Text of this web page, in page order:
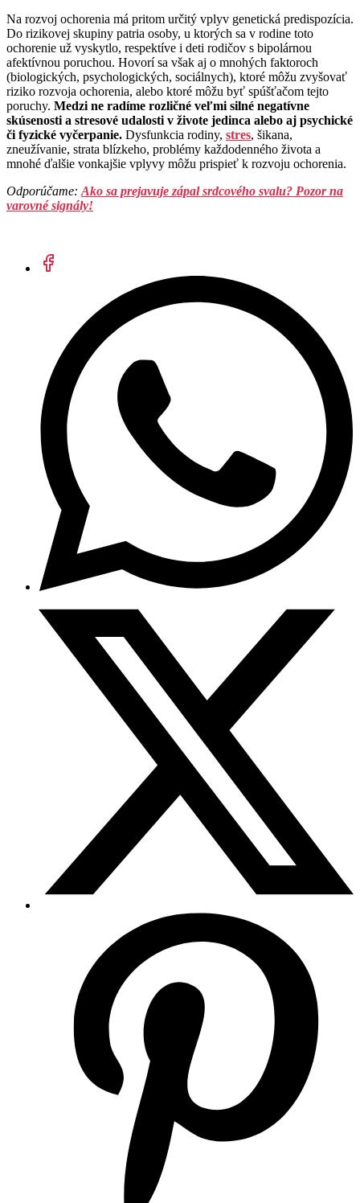
Na rozvoj ochorenia má pritom určitý vplyv genetická predispozícia.
Do rizikovej skupiny patria osoby, u ktorých sa v rodine toto
ochorenie už vyskytlo, respektíve i deti rodičov s bipolárnou
afektívnou poruchou. Hovorí sa však aj o mnohých faktoroch
(biologických, psychologických, sociálnych), ktoré môžu zvyšovať
riziko rozvoja ochorenia, alebo ktoré môžu byť spúšťačom tejto
poruchy. Medzi ne radíme rozličné veľmi silné negatívne
skúsenosti a stresové udalosti v živote jedinca alebo aj psychické
či fyzické vyčerpanie. Dysfunkcia rodiny, stres, šikana,
zneužívanie, strata blízkeho, problémy každodenného života a
mnohé ďalšie vonkajšie vplyvy môžu prispieť k rozvoju ochorenia.
Odporúčame: Ako sa prejavuje zápal srdcového svalu? Pozor na
varovné signály!